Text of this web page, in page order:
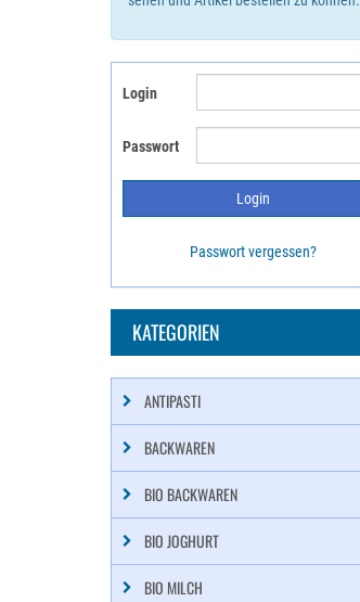
Login
Passwort
Passwort vergessen?
KATEGORIEN
ANTIPASTI
BACKWAREN
BIO BACKWAREN
BIO JOGHURT
BIO MILCH